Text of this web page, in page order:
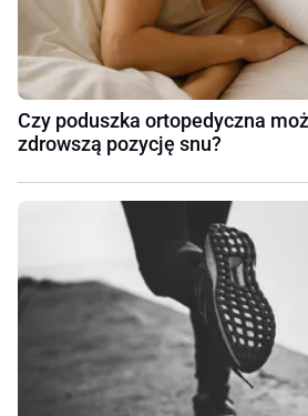
Czy poduszka ortopedyczna
zdrowszą pozycję snu?